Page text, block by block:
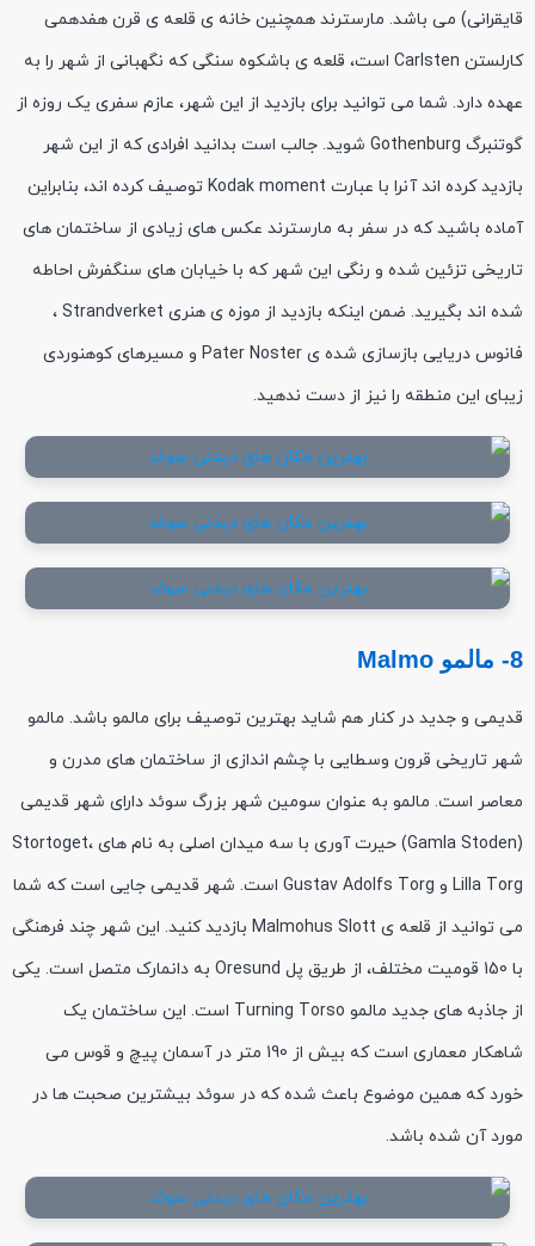
قایقرانی) می باشد. مارسترند همچنین خانه ی قلعه ی قرن هفدهمی
کارلستن Carlsten است، قلعه ی باشکوه سنگی که نگهبانی از شهر را به
عهده دارد. شما می توانید برای بازدید از این شهر، عازم سفری یک روزه از
گوتنبرگ Gothenburg شوید. جالب است بدانید افرادی که از این شهر
بازدید کرده اند آنرا با عبارت Kodak moment توصیف کرده اند، بنابراین
آماده باشید که در سفر به مارسترند عکس های زیادی از ساختمان های
تاریخی تزئین شده و رنگی این شهر که با خیابان های سنگفرش احاطه
شده اند بگیرید. ضمن اینکه بازدید از موزه ی هنری Strandverket ،
فانوس دریایی بازسازی شده ی Pater Noster و مسیرهای کوهنوردی
زیبای این منطقه را نیز از دست ندهید.
8- مالمو Malmo
قدیمی و جدید در کنار هم شاید بهترین توصیف برای مالمو باشد. مالمو
شهر تاریخی قرون وسطایی با چشم اندازی از ساختمان های مدرن و
معاصر است. مالمو به عنوان سومین شهر بزرگ سوئد دارای شهر قدیمی
(Gamla Stoden) حیرت آوری با سه میدان اصلی به نام های Stortoget،
Lilla Torg و Gustav Adolfs Torg است. شهر قدیمی جایی است که شما
می توانید از قلعه ی Malmohus Slott بازدید کنید. این شهر چند فرهنگی
با 150 قومیت مختلف، از طریق پل Oresund به دانمارک متصل است. یکی
از جاذبه های جدید مالمو Turning Torso است. این ساختمان یک
شاهکار معماری است که بیش از 190 متر در آسمان پیچ و قوس می
خورد که همین موضوع باعث شده که در سوئد بیشترین صحبت ها در
مورد آن شده باشد.